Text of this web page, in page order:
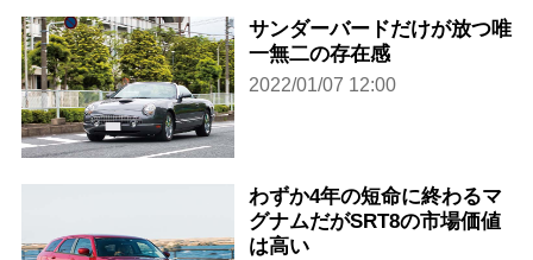
サンダーバードだけが放つ唯
一無二の存在感
2022/01/07 12:00
わずか4年の短命に終わるマ
グナムだがSRT8の市場価値
は高い